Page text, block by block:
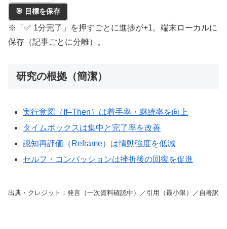
🎯 目標を保存
※「✅ 1分完了」を押すごとに進捗が+1。端末ローカルに
保存（記事ごとに分離）。
研究の根拠（簡潔）
実行意図（If–Then）は着手率・継続率を向上
タイムボックスは集中と完了率を改善
認知再評価（Reframe）は情動強度を低減
セルフ・コンパッションは挫折後の回復を促進
出典・クレジット：発言（一次資料確認中）／引用（最小限）／自著訳